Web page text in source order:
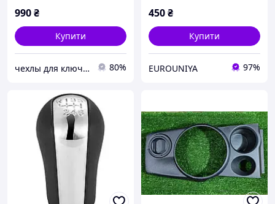
990₴
Купити
чехлы для ключей 80%
450₴
Купити
EUROUNIYA 97%